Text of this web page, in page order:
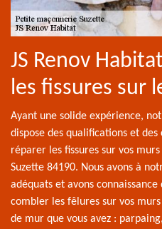
JS Renov
les fissures sur
Ayant une solide expérience,
dispose des qualifications et
réparer les fissures sur vos
Suzette 84190. Nous avons à
adéquats et avons
combler les fêlures sur vos
de mur que vous avez :